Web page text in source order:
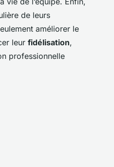
de leurs
améliorer le
leur fidélisation,
professionnelle